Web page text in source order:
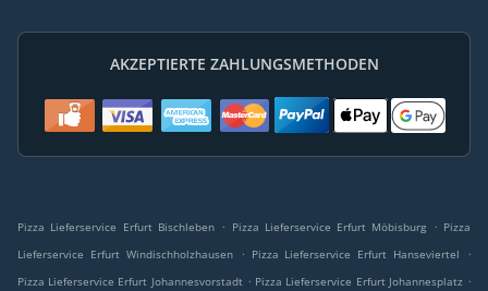
AKZEPTIERTE ZAHLUNGSMETHODEN
Pizza Lieferservice Erfurt Bischleben . Pizza Lieferservice Erfurt Möbisburg . Pizza
Lieferservice Erfurt Windischholzhausen
. Pizza Lieferservice Erfurt Hanseviertel
.
Pizza Lieferservice Erfurt Johannesvorstadt . Pizza Lieferservice Erfurt Johannesplatz .